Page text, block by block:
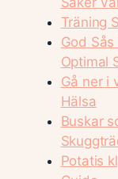
Träning
God
Optimal
Gå ner i
Hälsa
Buskar
Potatis